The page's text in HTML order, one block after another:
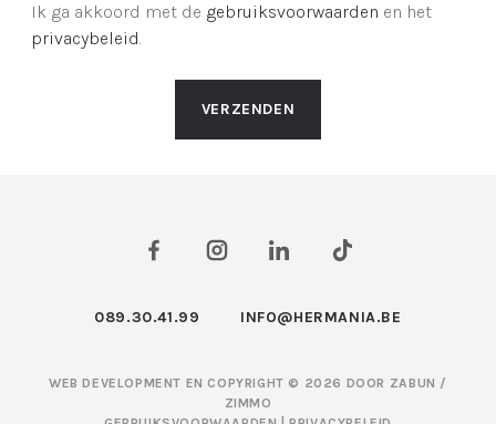
Ik ga akkoord met de gebruiksvoorwaarden en het
privacybeleid.
VERZENDEN
089.30.41.99 INFO@HERMANIA.BE
WEB DEVELOPMENT EN COPYRIGHT © 2026 DOOR ZABUN /
ZIMMO